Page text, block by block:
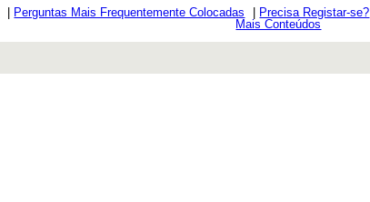
Perguntas Mais Frequentemente Colocadas Precisa Registar-se?
Mais Conteúdos